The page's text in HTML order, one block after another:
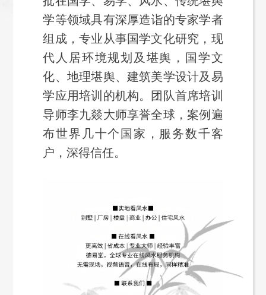
学等领域具有深厚造诣的专家学者
组成，专业从事国学文化研究，现
代人居环境规划及堪舆，国学文
化、地理堪舆、建筑美学设计及易
学应用培训的机构。团队首席培训
导师李九燚大师享誉全球，案例遍
布世界几十个国家，服务数千客
户，深得信任。